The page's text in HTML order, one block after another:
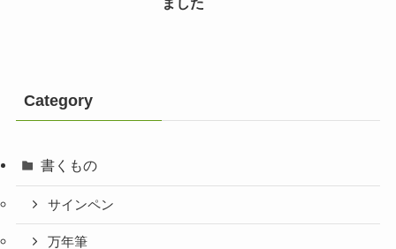
Category
書くもの
サインペン
万年筆